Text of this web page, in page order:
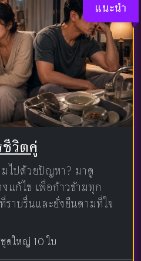
แนะนำ
ชีวิตคู่
ไปด้วยปัญหา? มาดู
แก้ไข เพื่อก้าวข้ามทุก
าบรื่นและยั่งยืนตามที่ใจ
ดใหญ่ 10 ใบ